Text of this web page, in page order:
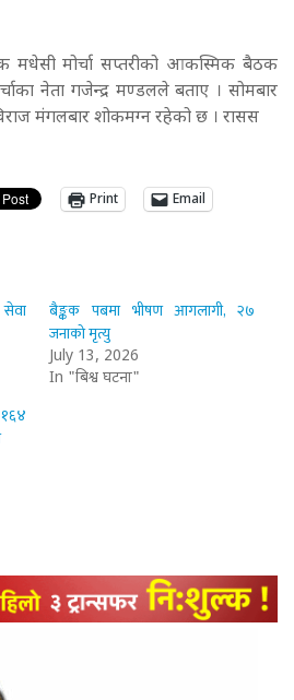
मधेसी मोर्चा सप्तरीको आकस्मिक बैठक
नेता गजेन्द्र मण्डलले बताए । सोमबार
मंगलबार शोकमग्न रहेको छ । रासस
Print Email
बैङ्कक पबमा भीषण आगलागी, २७
जनाको मृत्यु
July 13, 2026
In "बिश्व घटना"